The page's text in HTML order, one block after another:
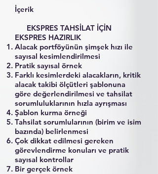
İçerik
EKSPRES TAHSİLAT İÇİN
EKSPRES HAZIRLIK
Alacak portföyünün şimşek hızı ile
sayısal kesimlendirilmesi
Pratik sayısal örnek
Farklı kesimlerdeki alacakların, kritik
alacak takibi ölçütleri şablonuna
göre değerlendirilmesi ve tahsilat
sorumluluklarının hızla ayrışması
Şablon kurma örneği
Tahsilat sorumlularının (birim ve isim
bazında) belirlenmesi
Çok dikkat edilmesi gereken
görevlendirme konuları ve pratik
sayısal kontrollar
Bir gerçek örnek